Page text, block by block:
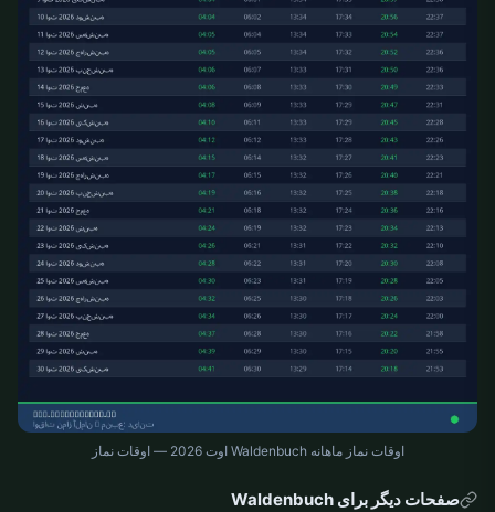
اوقات نماز ماهانه Waldenbuch اوت 2026 — اوقات نماز
صفحات دیگر برای Waldenbuch